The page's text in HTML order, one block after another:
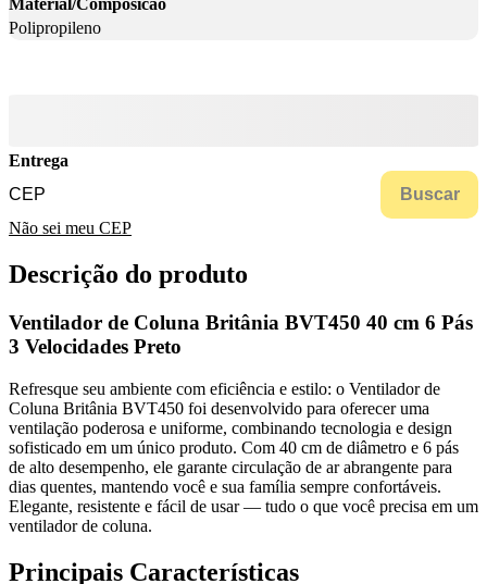
Material/Composicao
Polipropileno
Entrega
Buscar
Não sei meu CEP
Descrição do produto
Ventilador de Coluna Britânia BVT450 40 cm 6 Pás
3 Velocidades Preto
Refresque seu ambiente com eficiência e estilo: o Ventilador de
Coluna Britânia BVT450 foi desenvolvido para oferecer uma
ventilação poderosa e uniforme, combinando tecnologia e design
sofisticado em um único produto. Com 40 cm de diâmetro e 6 pás
de alto desempenho, ele garante circulação de ar abrangente para
dias quentes, mantendo você e sua família sempre confortáveis.
Elegante, resistente e fácil de usar — tudo o que você precisa em um
ventilador de coluna.
Principais Características